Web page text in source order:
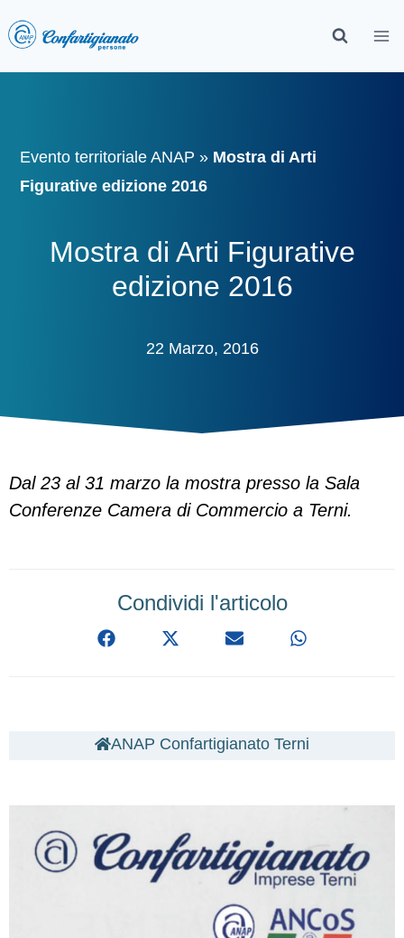
Evento territoriale ANAP » Mostra di Arti
Figurative edizione 2016
Mostra di Arti Figurative
edizione 2016
22 Marzo, 2016
Dal 23 al 31 marzo la mostra presso la Sala
Conferenze Camera di Commercio a Terni.
Condividi l'articolo
ANAP Confartigianato Terni